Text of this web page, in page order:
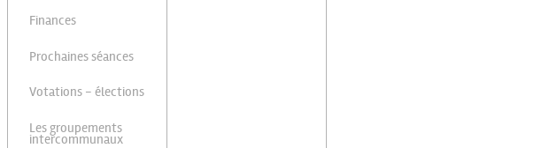
Finances
Prochaines séances
Votations - élections
Les groupements
intercommunaux